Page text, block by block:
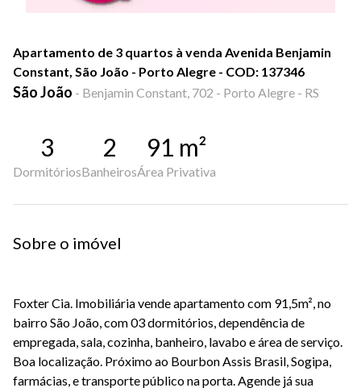
Apartamento de 3 quartos à venda Avenida Benjamin
Constant, São João - Porto Alegre - COD: 137346
São João - Benjamin Constant, 702 - Porto Alegre - RS
3
Dormitórios
2
Banheiros
91 m²
Área Privativa
Sobre o imóvel
Foxter Cia. Imobiliária vende apartamento com 91,5m², no
bairro São João, com 03 dormitórios, dependência de
empregada, sala, cozinha, banheiro, lavabo e área de serviço.
Boa localização. Próximo ao Bourbon Assis Brasil, Sogipa,
farmácias, e transporte público na porta. Agende já sua